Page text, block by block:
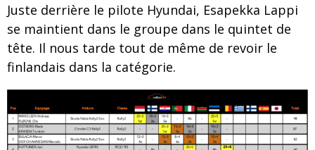
Juste derrière le pilote Hyundai, Esapekka Lappi
se maintient dans le groupe dans le quintet de
tête. Il nous tarde tout de même de revoir le
finlandais dans la catégorie.